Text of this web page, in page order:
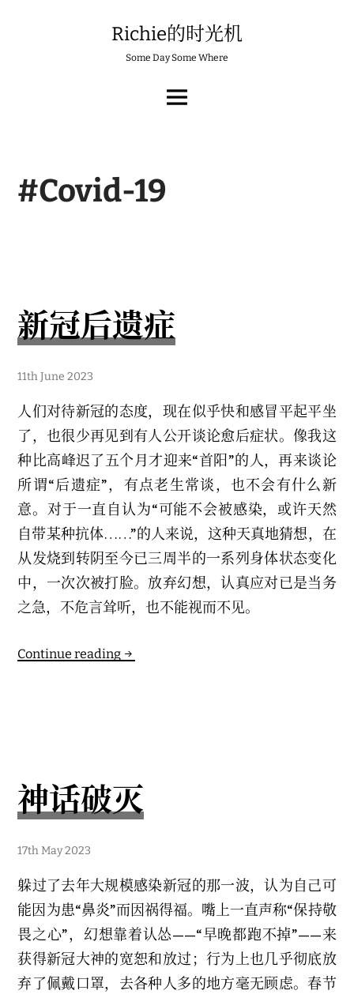
Richie的时光机
Some Day Some Where
MENU
#Covid-19
新冠后遗症
1
h
u
n
e
2
0
2
3
11th June 2023
人们对待新冠的态度，现在似乎快和感冒平起平坐
了，也很少再见到有人公开谈论愈后症状。像我这
种比高峰迟了五个月才迎来“首阳”的人，再来谈论
所谓“后遗症”，有点老生常谈，也不会有什么新
意。对于一直自认为“可能不会被感染，或许天然
自带某种抗体……”的人来说，这种天真地猜想，在
从发烧到转阴至今已三周半的一系列身体状态变化
中，一次次被打脸。放弃幻想，认真应对已是当务
之急，不危言耸听，也不能视而不见。
Continue reading新
神话破灭
1
t
h
J
u
n
e
2
0
2
3
17th May 2023
躲过了去年大规模感染新冠的那一波，认为自己可
能因为患“鼻炎”而因祸得福。嘴上一直声称“保持敬
畏之心”，幻想靠着认怂——“早晚都跑不掉”——来
获得新冠大神的宽恕和放过；行为上也几乎彻底放
弃了佩戴口罩，去各种人多的地方毫无顾虑。春节